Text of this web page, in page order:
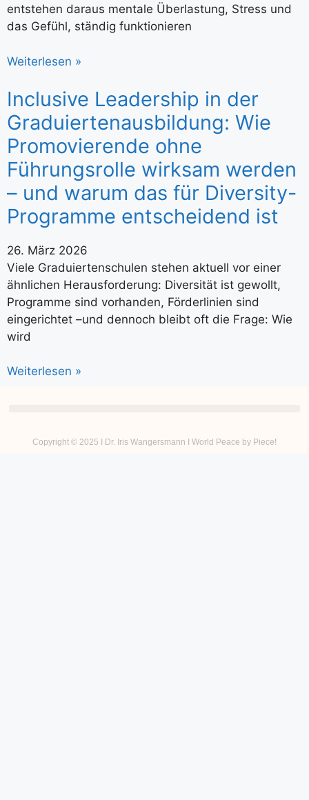
entstehen daraus mentale Überlastung, Stress und
das Gefühl, ständig funktionieren
Weiterlesen »
Inclusive Leadership in der
Graduiertenausbildung: Wie
Promovierende ohne
Führungsrolle wirksam werden
– und warum das für Diversity-
Programme entscheidend ist
26. März 2026
Viele Graduiertenschulen stehen aktuell vor einer
ähnlichen Herausforderung: Diversität ist gewollt,
Programme sind vorhanden, Förderlinien sind
eingerichtet –und dennoch bleibt oft die Frage: Wie
wird
Weiterlesen »
Copyright © 2025 I Dr. Iris Wangersmann I World Peace by Piece!